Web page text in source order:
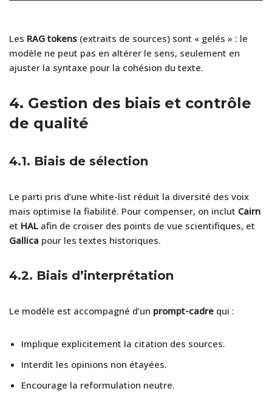
Les RAG tokens (extraits de sources) sont « gelés » : le
modèle ne peut pas en altérer le sens, seulement en
ajuster la syntaxe pour la cohésion du texte.
4. Gestion des biais et contrôle
de qualité
4.1. Biais de sélection
Le parti pris d’une white-list réduit la diversité des voix
mais optimise la fiabilité. Pour compenser, on inclut Cairn
et HAL afin de croiser des points de vue scientifiques, et
Gallica pour les textes historiques.
4.2. Biais d’interprétation
Le modèle est accompagné d’un prompt-cadre qui :
Implique explicitement la citation des sources.
Interdit les opinions non étayées.
Encourage la reformulation neutre.